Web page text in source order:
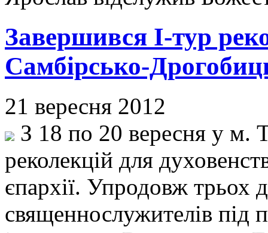
Завершився І-тур
Самбірсько-
21 вересня 2012
З 18 по 20 вересня у м.
реколекцій для
єпархії. Упродовж трьох
священнослужителів під